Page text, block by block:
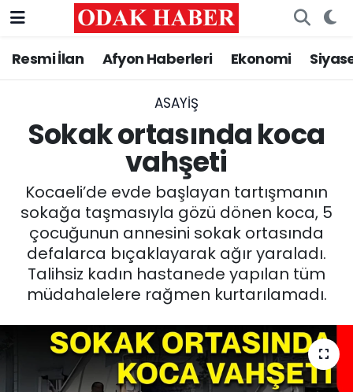
Resmi İlan Afyon Haberleri Ekonomi
ASAYİŞ
Sokak ortasında koca
vahşeti
Kocaeli’de evde başlayan tartışmanın
sokağa taşmasıyla gözü dönen koca, 5
çocuğunun annesini sokak ortasında
defalarca bıçaklayarak ağır yaraladı.
Talihsiz kadın hastanede yapılan tüm
müdahalelere rağmen kurtarılamadı.
AFYONKARAHİSAR HABERLERİ
ASAYİŞ
SİYASET
EĞİTİM
MAGAZİN
SAĞLIK
SPOR
Nöbetçi Eczaneler
Trafik Durumu
Süper Lig Puan Durumu ve Fikstür
Tüm Manşetler
Son Dakika Haberleri
Haber Arşivi